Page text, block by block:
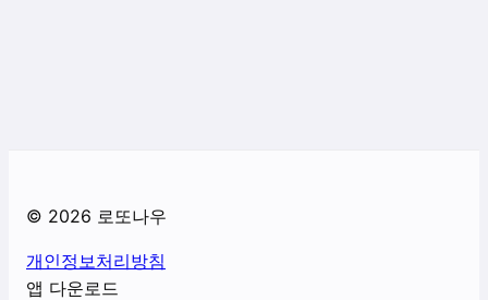
© 2026 로또나우
개인정보처리방침
앱 다운로드